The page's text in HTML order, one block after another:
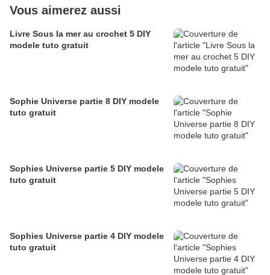
Vous aimerez aussi
Livre Sous la mer au crochet 5 DIY
modele tuto gratuit
Sophie Universe partie 8 DIY modele
tuto gratuit
Sophies Universe partie 5 DIY modele
tuto gratuit
Sophies Universe partie 4 DIY modele
tuto gratuit